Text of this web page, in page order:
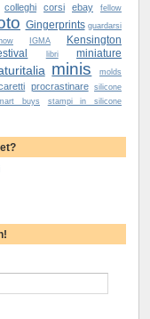
colleghi corsi ebay
fellow
Gingerprints guardarsi
IGMA
Kensington
libri
miniature
minis
molds
procrastinare silicone
buys stampi in silicone